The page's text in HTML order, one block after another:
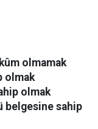
olmamak
olmak
olmak
belgesine sahip